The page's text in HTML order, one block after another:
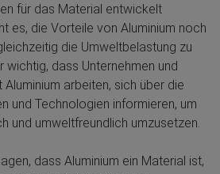
für das Material entwickelt
es, die Vorteile von Aluminium noch
die Umweltbelastung zu
wichtig, dass Unternehmen und
arbeiten, sich über die
und Technologien informieren, um
und umweltfreundlich umzusetzen.
dass Aluminium ein Material ist,